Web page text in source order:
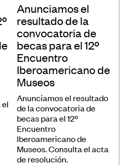
Anunciamos el
resultado de la
convocatoria de
becas para el 12º
Encuentro
Iberoamericano de
Museos
Anunciamos el resultado
de la convocatoria de
becas para el 12º
Encuentro
Iberoamericano de
Museos. Consulta el acta
de resolución.